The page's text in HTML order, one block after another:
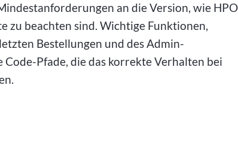
an die Version, wie
zu beachten sind. Wichtige Funktionen,
Bestellungen und des Admin-
Pfade, die das korrekte Verhalten bei